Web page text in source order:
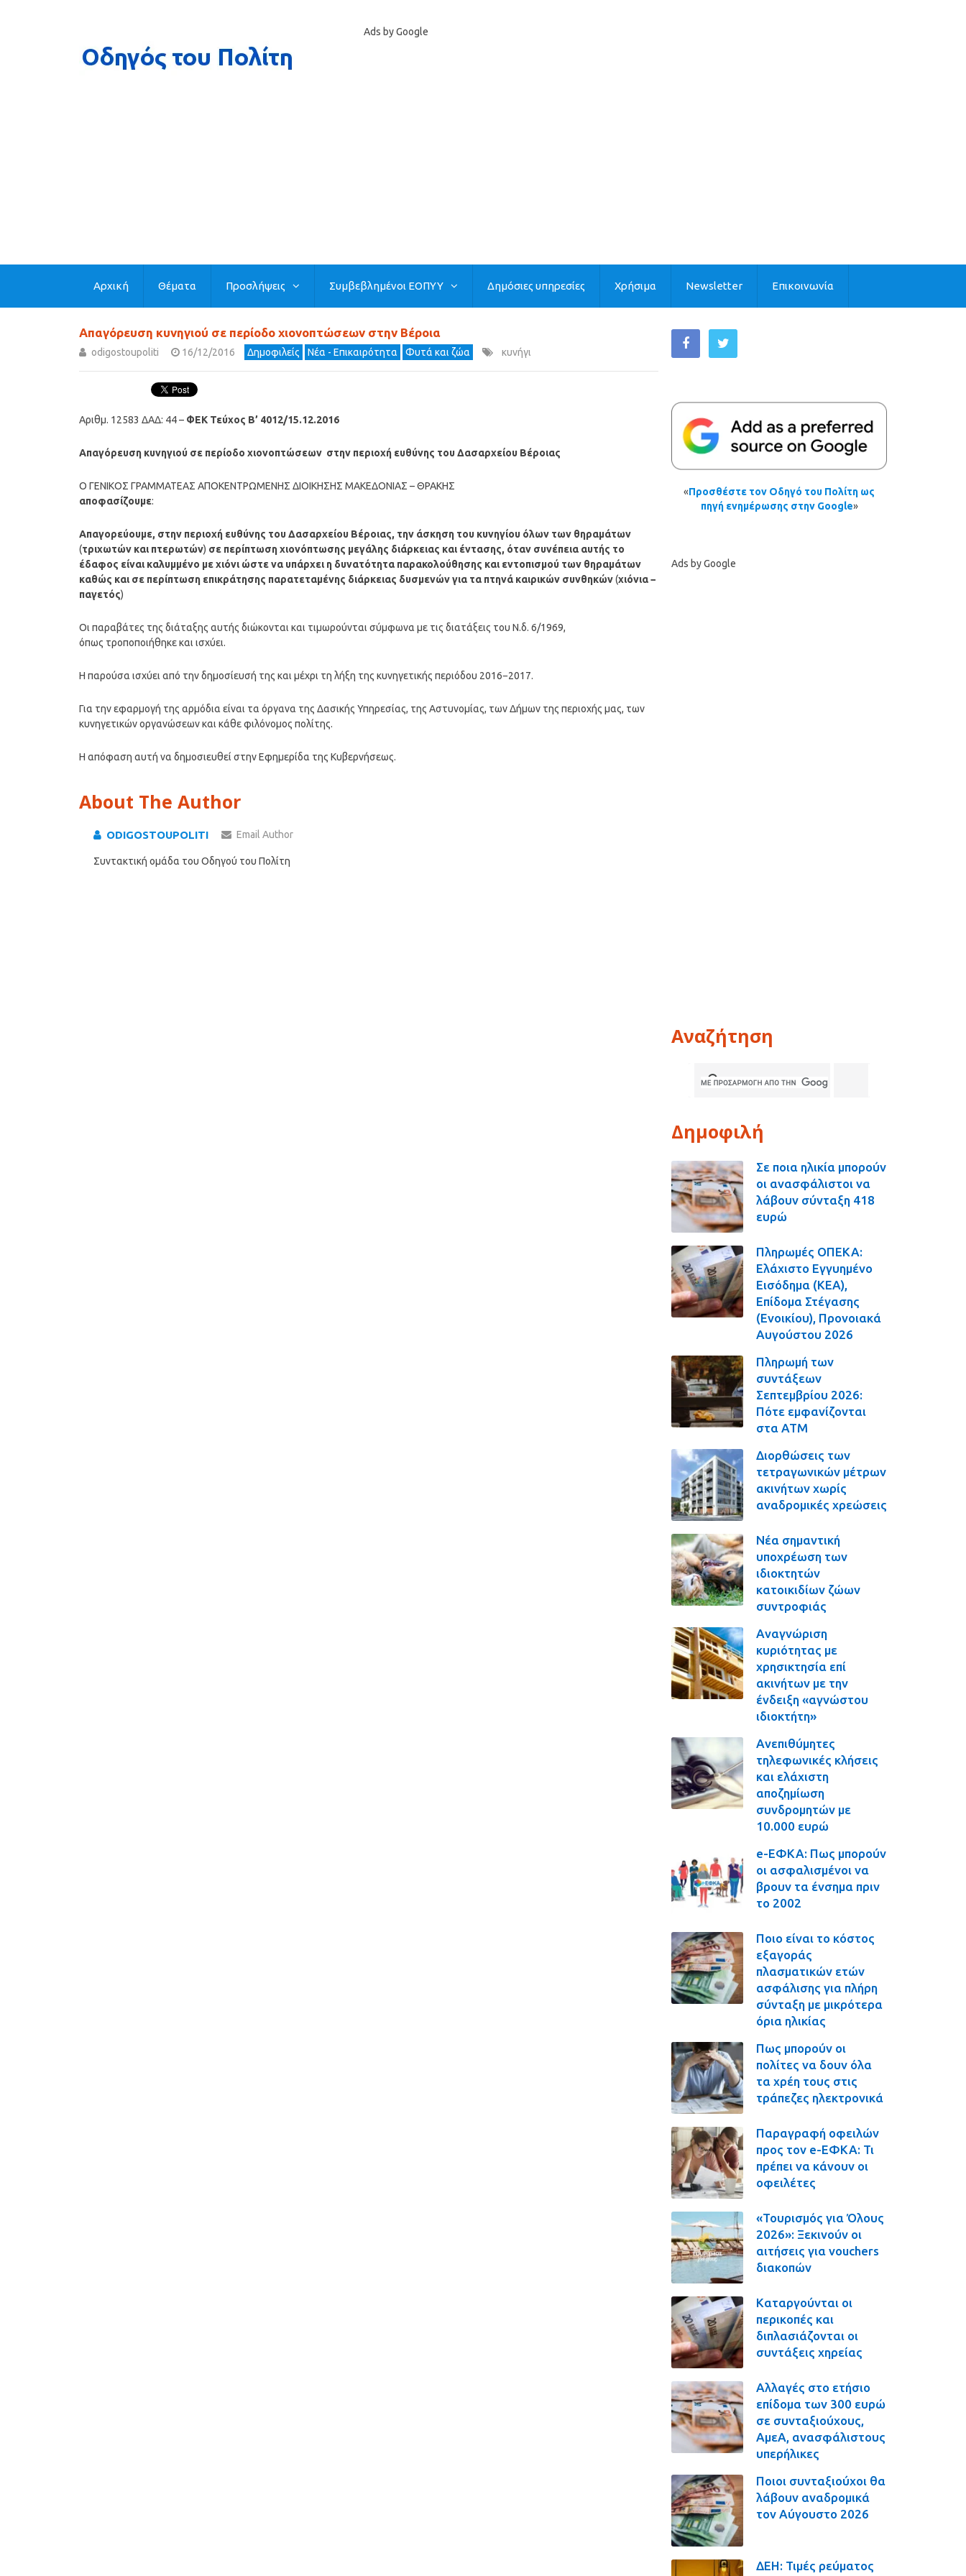
Ads by Google
Αρχική Θέματα Προσλήψεις Συμβεβλημένοι ΕΟΠΥΥ Δημόσιες υπηρεσίες Χρήσιμα Newsletter Επικοινωνία
Απαγόρευση κυνηγιού σε περίοδο χιονοπτώσεων στην Βέροια
odigostoupoliti 16/12/2016 Δημοφιλείς Νέα - Επικαιρότητα Φυτά και ζώα κυνήγι
Αριθμ. 12583 ΔΑΔ: 44 – ΦΕΚ Τεύχος Β’ 4012/15.12.2016
Απαγόρευση κυνηγιού σε περίοδο χιονοπτώσεων στην περιοχή ευθύνης του Δασαρχείου Βέροιας
Ο ΓΕΝΙΚΟΣ ΓΡΑΜΜΑΤΕΑΣ ΑΠΟΚΕΝΤΡΩΜΕΝΗΣ ΔΙΟΙΚΗΣΗΣ ΜΑΚΕΔΟΝΙΑΣ – ΘΡΑΚΗΣ
αποφασίζουμε:
Απαγορεύουμε, στην περιοχή ευθύνης του Δασαρχείου Βέροιας, την άσκηση του κυνηγίου όλων των θηραμάτων
(τριχωτών και πτερωτών) σε περίπτωση χιονόπτωσης μεγάλης διάρκειας και έντασης, όταν συνέπεια αυτής το
έδαφος είναι καλυμμένο με χιόνι ώστε να υπάρχει η δυνατότητα παρακολούθησης και εντοπισμού των θηραμάτων
καθώς και σε περίπτωση επικράτησης παρατεταμένης διάρκειας δυσμενών για τα πτηνά καιρικών συνθηκών(χιόνια −
παγετός)
Οι παραβάτες της διάταξης αυτής διώκονται και τιμωρούνται σύμφωνα με τις διατάξεις του Ν.δ. 6/1969,
όπως τροποποιήθηκε και ισχύει.
Η παρούσα ισχύει από την δημοσίευσή της και μέχρι τη λήξη της κυνηγετικής περιόδου 2016−2017.
Για την εφαρμογή της αρμόδια είναι τα όργανα της Δασικής Υπηρεσίας, της Αστυνομίας, των Δήμων της περιοχής μας, των
κυνηγετικών οργανώσεων και κάθε φιλόνομος πολίτης.
Η απόφαση αυτή να δημοσιευθεί στην Εφημερίδα της Κυβερνήσεως.
About The Author
ODIGOSTOUPOLITI Email Author
Συντακτική ομάδα του Οδηγού του Πολίτη
«Προσθέστε τον Οδηγό του Πολίτη ως
πηγή ενημέρωσης στην Google»
Ads by Google
Αναζήτηση
Δημοφιλή
Σε ποια ηλικία μπορούν
οι ανασφάλιστοι να
λάβουν σύνταξη 418
ευρώ
Πληρωμές ΟΠΕΚΑ:
Ελάχιστο Εγγυημένο
Εισόδημα (ΚΕΑ),
Επίδομα Στέγασης
(Ενοικίου), Προνοιακά
Αυγούστου 2026
Πληρωμή των
συντάξεων
Σεπτεμβρίου 2026:
Πότε εμφανίζονται
στα ΑΤΜ
Διορθώσεις των
τετραγωνικών μέτρων
ακινήτων χωρίς
αναδρομικές χρεώσεις
Νέα σημαντική
υποχρέωση των
ιδιοκτητών
κατοικιδίων ζώων
συντροφιάς
Αναγνώριση
κυριότητας με
χρησικτησία επί
ακινήτων με την
ένδειξη «αγνώστου
ιδιοκτήτη»
Ανεπιθύμητες
τηλεφωνικές κλήσεις
και ελάχιστη
αποζημίωση
συνδρομητών με
10.000 ευρώ
e-ΕΦΚΑ: Πως μπορούν
οι ασφαλισμένοι να
βρουν τα ένσημα πριν
το 2002
Ποιο είναι το κόστος
εξαγοράς
πλασματικών ετών
ασφάλισης για πλήρη
σύνταξη με μικρότερα
όρια ηλικίας
Πως μπορούν οι
πολίτες να δουν όλα
τα χρέη τους στις
τράπεζες ηλεκτρονικά
Παραγραφή οφειλών
προς τον e-ΕΦΚΑ: Τι
πρέπει να κάνουν οι
οφειλέτες
«Τουρισμός για Όλους
2026»: Ξεκινούν οι
αιτήσεις για vouchers
διακοπών
Καταργούνται οι
περικοπές και
διπλασιάζονται οι
συντάξεις χηρείας
Αλλαγές στο ετήσιο
επίδομα των 300 ευρώ
σε συνταξιούχους,
ΑμεΑ, ανασφάλιστους
υπερήλικες
Ποιοι συνταξιούχοι θα
λάβουν αναδρομικά
τον Αύγουστο 2026
ΔΕΗ: Τιμές ρεύματος